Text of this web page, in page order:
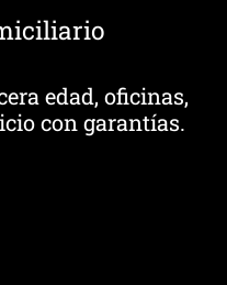
edad, oficinas,
con garantías.